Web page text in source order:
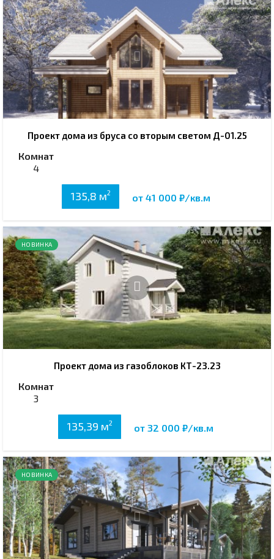
Проект дома из бруса со вторым светом Д-01.25
Комнат
4
135,8 м2 от 41 000 ₽/кв.м
НОВИНКА
Проект дома из газоблоков КТ-23.23
Комнат
3
135,39 м2 от 32 000 ₽/кв.м
НОВИНКА